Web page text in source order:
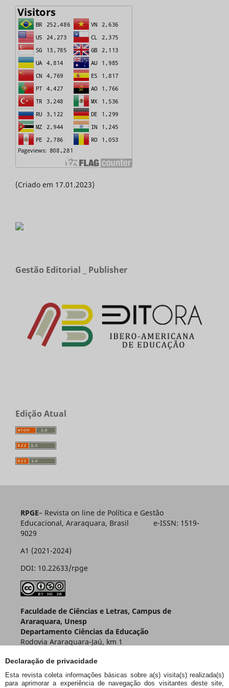
Declaração de privacidade
Esta revista coleta informações básicas sobre a(s) visita(s) realizada(s)
para aprimorar a experiência de navegação dos visitantes deste site,
(Criado em 17.01.2023)
Gestão Editorial _ Publisher
Edição Atual
RPGE– Revista on line de Política e Gestão
Educacional, Araraquara, Brasil e-ISSN: 1519-
9029
A1 (2021-2024)
DOI: 10.22633/rpge
Faculdade de Ciências e Letras, Campus de
Araraquara, Unesp
Departamento Ciências da Educação
Rodovia Araraquara-Jaú, km 1
Araraquara – SP – Brasil